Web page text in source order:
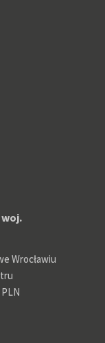
Wrocławiu